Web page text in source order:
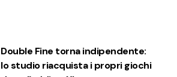
Double Fine torna indipendente:
lo studio riacquista i propri giochi